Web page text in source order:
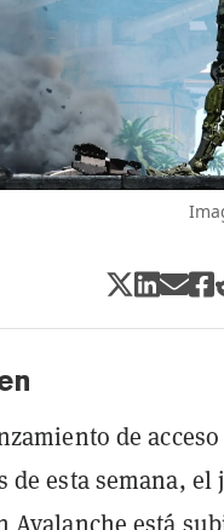
de
de esta semana, el
Avalanche está